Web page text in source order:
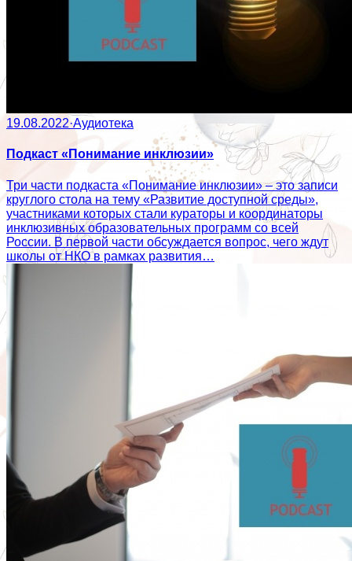
19.08.2022·Аудиотека
Подкаст «Понимание инклюзии»
Три части подкаста «Понимание инклюзии» – это записи
круглого стола на тему «Развитие доступной среды»,
участниками которых стали кураторы и координаторы
инклюзивных образовательных программ со всей
России. В первой части обсуждается вопрос, чего ждут
школы от НКО в рамках развития…